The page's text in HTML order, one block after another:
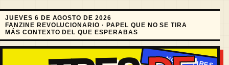
JUEVES 6 DE AGOSTO DE 2026
FANZINE REVOLUCIONARIO · PAPEL QUE NO SE TIRA
MÁS CONTEXTO DEL QUE ESPERABAS